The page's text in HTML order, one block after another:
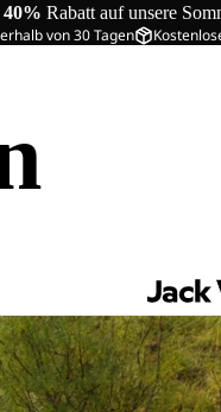
40% Rabatt auf unsere
von 30 Tagen